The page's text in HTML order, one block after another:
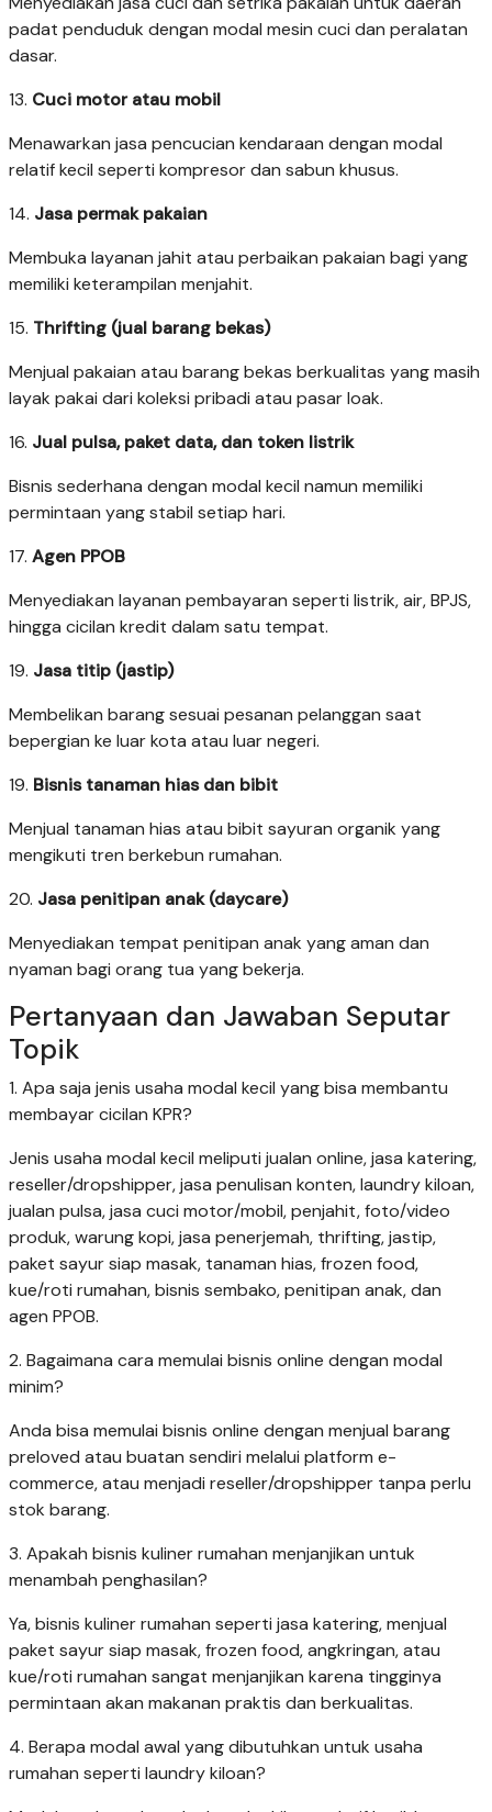
padat penduduk dengan modal mesin cuci dan peralatan
dasar.
13. Cuci motor atau mobil
Menawarkan jasa pencucian kendaraan dengan modal
relatif kecil seperti kompresor dan sabun khusus.
14. Jasa permak pakaian
Membuka layanan jahit atau perbaikan pakaian bagi yang
memiliki keterampilan menjahit.
15. Thrifting (jual barang bekas)
Menjual pakaian atau barang bekas berkualitas yang masih
layak pakai dari koleksi pribadi atau pasar loak.
16. Jual pulsa, paket data, dan token listrik
Bisnis sederhana dengan modal kecil namun memiliki
permintaan yang stabil setiap hari.
17. Agen PPOB
Menyediakan layanan pembayaran seperti listrik, air, BPJS,
hingga cicilan kredit dalam satu tempat.
19. Jasa titip (jastip)
Membelikan barang sesuai pesanan pelanggan saat
bepergian ke luar kota atau luar negeri.
19. Bisnis tanaman hias dan bibit
Menjual tanaman hias atau bibit sayuran organik yang
mengikuti tren berkebun rumahan.
20. Jasa penitipan anak (daycare)
Menyediakan tempat penitipan anak yang aman dan
nyaman bagi orang tua yang bekerja.
Pertanyaan dan Jawaban Seputar
Topik
1. Apa saja jenis usaha modal kecil yang bisa membantu
membayar cicilan KPR?
Jenis usaha modal kecil meliputi jualan online, jasa katering,
reseller/dropshipper, jasa penulisan konten, laundry kiloan,
jualan pulsa, jasa cuci motor/mobil, penjahit, foto/video
produk, warung kopi, jasa penerjemah, thrifting, jastip,
paket sayur siap masak, tanaman hias, frozen food,
kue/roti rumahan, bisnis sembako, penitipan anak, dan
agen PPOB.
2. Bagaimana cara memulai bisnis online dengan modal
minim?
Anda bisa memulai bisnis online dengan menjual barang
preloved atau buatan sendiri melalui platform e-
commerce, atau menjadi reseller/dropshipper tanpa perlu
stok barang.
3. Apakah bisnis kuliner rumahan menjanjikan untuk
menambah penghasilan?
Ya, bisnis kuliner rumahan seperti jasa katering, menjual
paket sayur siap masak, frozen food, angkringan, atau
kue/roti rumahan sangat menjanjikan karena tingginya
permintaan akan makanan praktis dan berkualitas.
4. Berapa modal awal yang dibutuhkan untuk usaha
rumahan seperti laundry kiloan?